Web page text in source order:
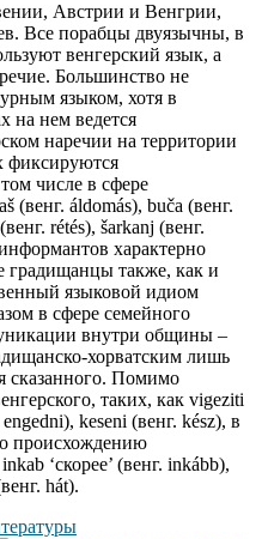
Австрии и Венгрии,
Все порабцы двуязычны, в
венгерский язык, а
Большинство не
языком, хотя в
на нем ведется
наречии на территории
фиксируются
числе в сфере
(венг. áldomás), buča (венг.
rétés), šarkanj (венг.
характерно
градищанцы также, как и
языковой идиом
в сфере семейного
внутри общины –
хорватским лишь
сказанного. Помимо
таких, как vigeziti
keseni (венг. kész), в
происхождению
‘скорее’ (венг. inkább),
hát).